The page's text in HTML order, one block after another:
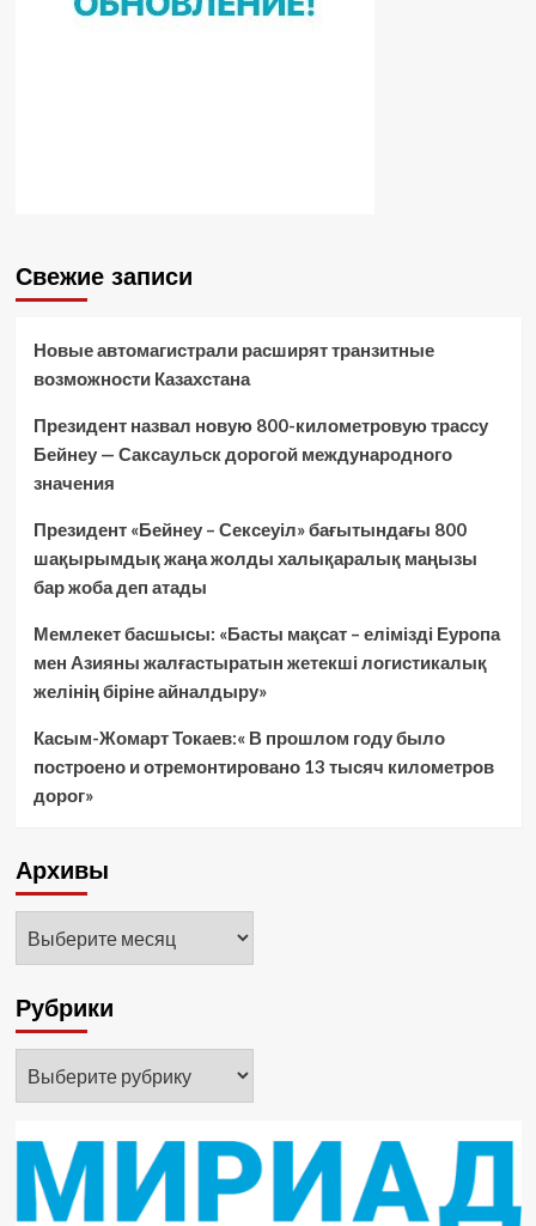
Свежие записи
Новые автомагистрали расширят транзитные
возможности Казахстана
Президент назвал новую 800-километровую трассу
Бейнеу — Саксаульск дорогой международного
значения
Президент «Бейнеу – Сексеуіл» бағытындағы 800
шақырымдық жаңа жолды халықаралық маңызы
бар жоба деп атады
Мемлекет басшысы: «Басты мақсат – елімізді Еуропа
мен Азияны жалғастыратын жетекші логистикалық
желінің біріне айналдыру»
Касым-Жомарт Токаев:« В прошлом году было
построено и отремонтировано 13 тысяч километров
дорог»
Архивы
Рубрики